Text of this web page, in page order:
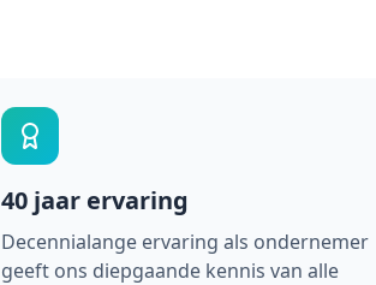
40 jaar ervaring
Decennialange ervaring als ondernemer
geeft ons diepgaande kennis van alle